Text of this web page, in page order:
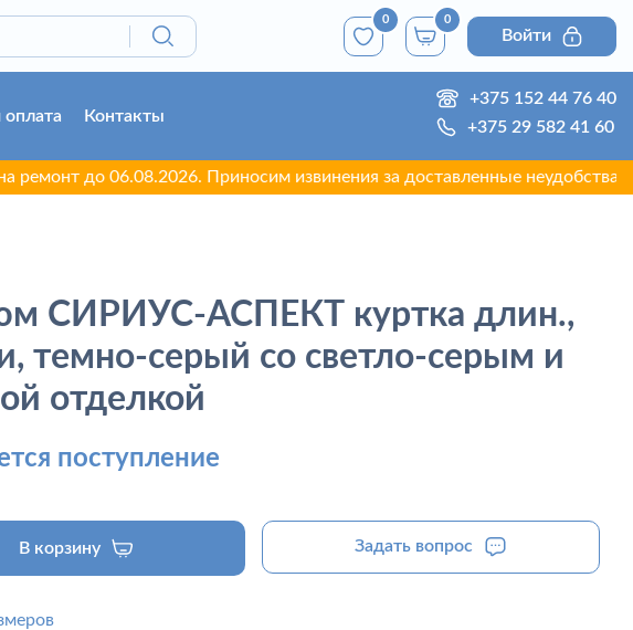
0 0
Войти
Контакты
+375 152 44 76 40
+375 29 582 41 60
до 06.08.2026. Приносим извинения за доставленные неудобства.
СИРИУС-АСПЕКТ куртка длин.,
темно-серый со светло-серым и
отделкой
поступление
В корзину Задать вопрос